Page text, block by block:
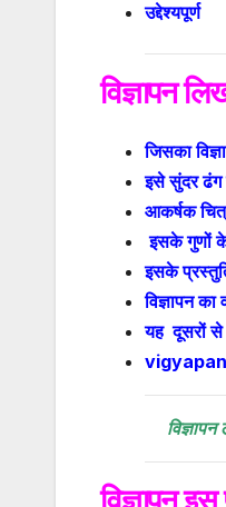
विज्ञापन
जिसका
इसे सुंदर ढंग
आकर्षक
इसके गुणों के
इसके
विज्ञापन
यह दूसरों से